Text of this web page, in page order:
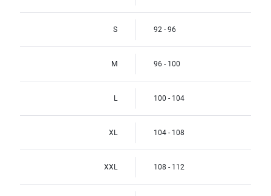
S 92 - 96
M 96 - 100
L 100 - 104
XL 104 - 108
XXL 108 - 112